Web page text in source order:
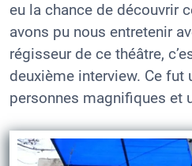
eu la chance de découvrir
avons pu nous entretenir
régisseur de ce théâtre,
deuxième interview. Ce fut
personnes magnifiques et